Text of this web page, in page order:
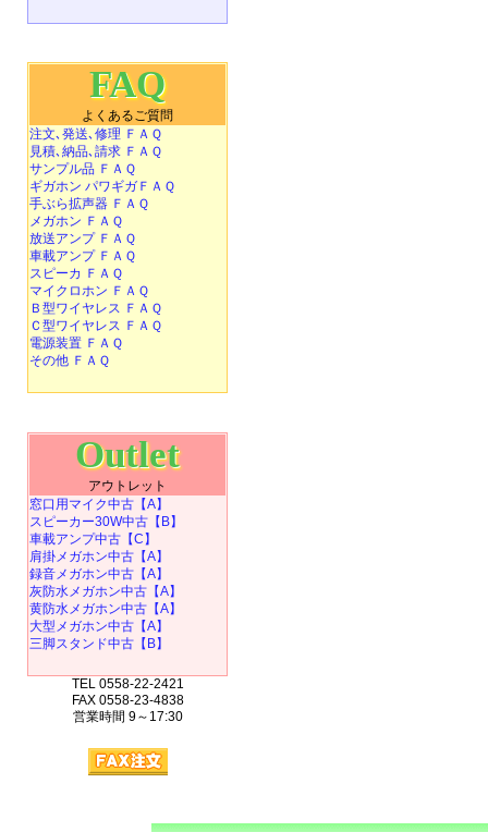
FAQ
よくあるご質問
注文､発送､修理 ＦＡＱ
見積､納品､請求 ＦＡＱ
サンプル品 ＦＡＱ
ギガホン パワギガＦＡＱ
手ぶら拡声器 ＦＡＱ
メガホン ＦＡＱ
放送アンプ ＦＡＱ
車載アンプ ＦＡＱ
スピーカ ＦＡＱ
マイクロホン ＦＡＱ
Ｂ型ワイヤレス ＦＡＱ
Ｃ型ワイヤレス ＦＡＱ
電源装置 ＦＡＱ
その他 ＦＡＱ
Outlet
アウトレット
窓口用マイク中古【A】
スピーカー30W中古【B】
車載アンプ中古【C】
肩掛メガホン中古【A】
録音メガホン中古【A】
灰防水メガホン中古【A】
黄防水メガホン中古【A】
大型メガホン中古【A】
三脚スタンド中古【B】
TEL 0558-22-2421
FAX 0558-23-4838
営業時間 9～17:30